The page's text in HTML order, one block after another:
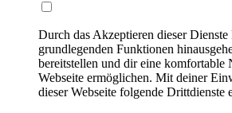
Durch das Akzeptieren dieser
grundlegenden Funktionen
bereitstellen und dir eine komfortable
Webseite ermöglichen. Mit deiner
dieser Webseite folgende Drittdienste